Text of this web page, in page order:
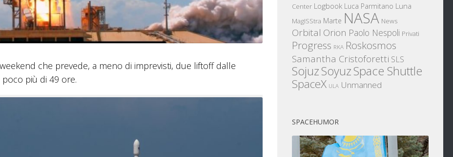
che prevede, a meno di imprevisti, due liftoff dalle
più di 49 ore.
Center Logbook Luca Parmitano Luna
MagISStra Marte NASA News
Orbital Orion Paolo Nespoli Privati
Progress RKA Roskosmos
Samantha Cristoforetti SLS
SojuzSoyuzSpace Shuttle
SpaceX ULA Unmanned
SPACEHUMOR